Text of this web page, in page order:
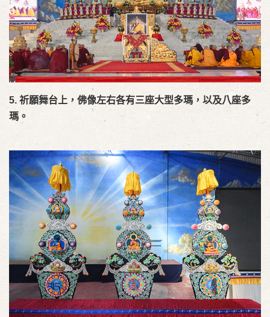
5. 祈願舞台上，佛像左右各有三座大型多瑪，以及八座多
瑪。